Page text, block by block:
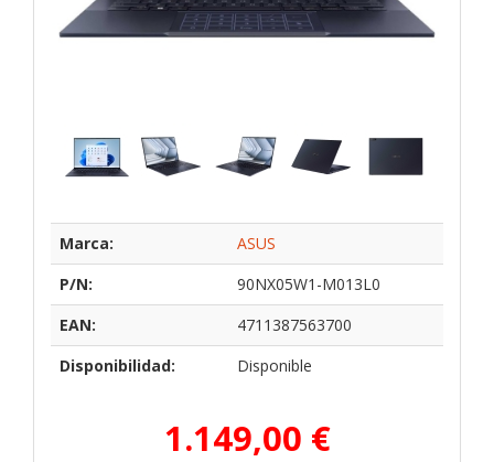
Marca:
ASUS
P/N:
90NX05W1-M013L0
EAN:
4711387563700
Disponibilidad:
Disponible
1.149,00 €